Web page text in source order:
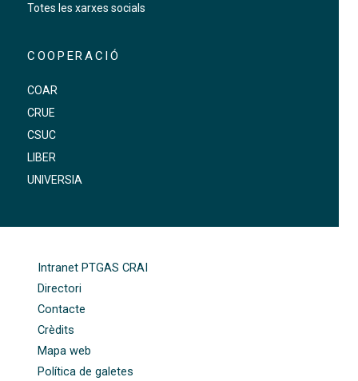
Totes les xarxes socials
COOPERACIÓ
COAR
CRUE
CSUC
LIBER
UNIVERSIA
Intranet PTGAS CRAI
Directori
Contacte
Crèdits
Mapa web
Política de galetes